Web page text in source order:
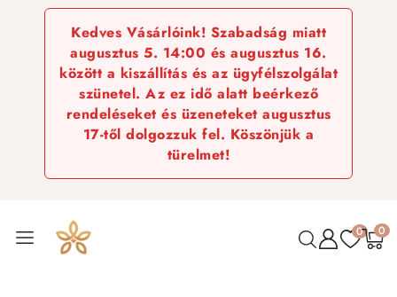
Kedves Vásárlóink! Szabadság miatt
augusztus 5. 14:00 és augusztus 16.
között a kiszállítás és az ügyfélszolgálat
szünetel. Az ez idő alatt beérkező
rendeléseket és üzeneteket augusztus
17-től dolgozzuk fel. Köszönjük a
türelmet!
0 0